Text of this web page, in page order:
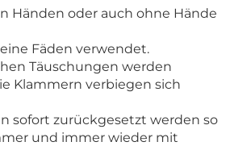
Händen oder auch ohne Hände
Fäden verwendet.
Täuschungen werden
Klammern verbiegen sich
sofort zurückgesetzt werden so
und immer wieder mit